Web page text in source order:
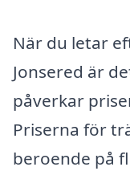
När du letar
Jonsered är
påverkar
Priserna för
beroende på